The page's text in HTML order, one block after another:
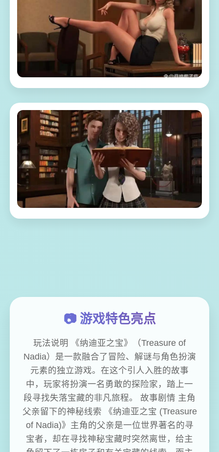
📷 游戏特色亮点
玩法说明 《纳迪亚之宝》（Treasure of
Nadia）是一款融合了冒险、解谜与角色扮演
元素的独立游戏。在这个引人入胜的故事
中，玩家将扮演一名勇敢的探险家，踏上一
段寻找失落宝藏的非凡旅程。 故事剧情 主角
父亲留下的神秘线索 《纳迪亚之宝 (Treasure
of Nadia)》主角的父亲是一位世界著名的寻
宝者，却在寻找神秘宝藏时突然离世，给主